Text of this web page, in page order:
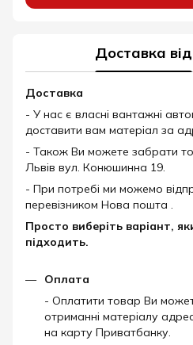
Доставка від
Доставка
- У нас є власні вантажні
доставити вам матеріал за
- Також Ви можете забрати
Львів вул. Конюшинна 19.
- При потребі ми можемо
перевізником Нова пошта .
Просто виберіть варіант,
підходить.
Оплата
- Оплатити товар Ви
отриманні матеріалу
на карту Приватбанку.